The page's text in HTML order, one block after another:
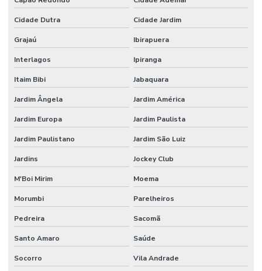
Embalagens Técnicas Para Produtos Farmacêuticos
Embalagens Tecnológicas Para Indústria Química
Empresa De Recuperação De Plásticos
Empresa De Recuperação E Extrusão
Equipamentos Para Extrusão De Plástico
Extrusão De Filmes Técnicos Personalizados
Extrusão De Materiais Plásticos
Extrusão De Plásticos Para Indústria
Fabricação De Embalagens
Fabricação De Embalagens Em Canela Sustentáveis
Fabricação De Embalagens Em Vários Materiais
Cidade Dutra Cidade Jardim
Grajaú Ibirapuera
Interlagos Ipiranga
Itaim Bibi Jabaquara
Jardim Ângela Jardim América
Jardim Europa Jardim Paulista
Jardim Paulistano Jardim São Luiz
Jardins Jockey Club
M'Boi Mirim Moema
Morumbi Parelheiros
Pedreira Sacomã
Santo Amaro Saúde
Socorro Vila Andrade